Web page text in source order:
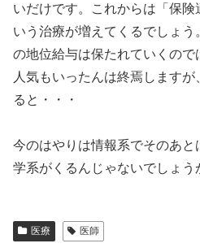
いだけです。これからは「保険
いう治療が増えてくるでしょ
の地位給与は保たれていくの
人気もいったんは終焉します
ると・・・
今のはやりは情報系でそのあ
学系がくるんじゃないでしょう
医療 医師